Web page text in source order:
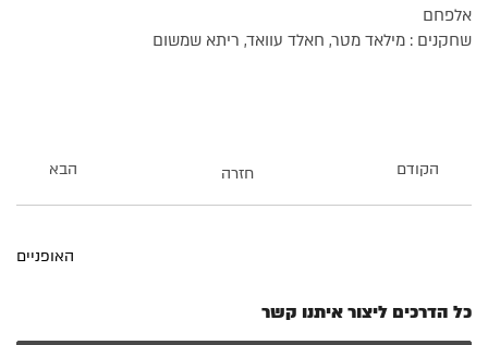
אלפחם
שחקנים : מילאד מטר, חאלד עוואד, ריתא שמשום
הקודם חזרה הבא
האופניים
כל הדרכים ליצור איתנו קשר